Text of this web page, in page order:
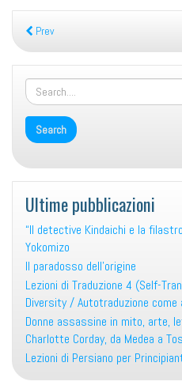
hai
sempre
sapere
sul
linguaggio
e
sulle
lingue
Prev
Ultime pubblicazioni
“Il detective Kindaichi e la
Yokomizo
Il paradosso dell’origine
Lezioni di Traduzione 4 (Self-
Diversity / Autotraduzione
Donne assassine in mito, arte,
Charlotte Corday, da Medea a
Lezioni di Persiano per